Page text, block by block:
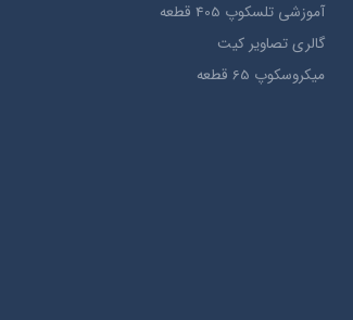
آموزشی تلسکوپ 405 قطعه
گالری تصاویر کیت
میکروسکوپ 65 قطعه